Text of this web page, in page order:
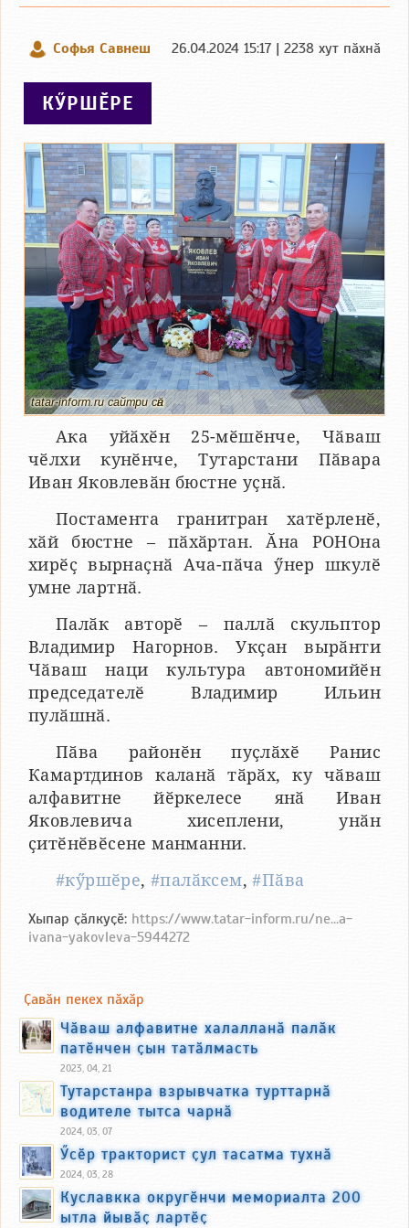
Софья Савнеш 26.04.2024 15:17 | 2238 хут пӑхнӑ
КӲРШӖРЕ
tatar-inform.ru сайтри сӑн
Ака уйӑхӗн 25-мӗшӗнче, Чӑваш
чӗлхи кунӗнче, Тутарстани Пӑвара
Иван Яковлевӑн бюстне уҫнӑ.
Постамента гранитран хатӗрленӗ,
хӑй бюстне – пӑхӑртан. Ӑна РОНОна
хирӗҫ вырнаҫнӑ Ача-пӑча ӳнер шкулӗ
умне лартнӑ.
Палӑк авторӗ – паллӑ скульптор
Владимир Нагорнов. Укҫан вырӑнти
Чӑваш наци культура автономийӗн
председателӗ Владимир Ильин
пулӑшнӑ.
Пӑва районӗн пуҫлӑхӗ Ранис
Камартдинов каланӑ тӑрӑх, ку чӑваш
алфавитне йӗркелесе янӑ Иван
Яковлевича хисеплени, унӑн
ҫитӗнӗвӗсене манманни.
#кӳршӗре,#палӑксем,#Пӑва
Хыпар ҫӑлкуҫӗ: https://www.tatar-inform.ru/ne...a-
ivana-yakovleva-5944272
Ҫавӑн пекех пӑхӑр
Чӑваш алфавитне халалланӑ палӑк
патӗнчен ҫын татӑлмасть
2023, 04, 21
Тутарстанра взрывчатка турттарнӑ
водителе тытса чарнӑ
2024, 03, 07
Ӳсӗр тракторист ҫул тасатма тухнӑ
2024, 03, 28
Куславкка округӗнчи мемориалта 200
ытла йывӑҫ лартӗҫ